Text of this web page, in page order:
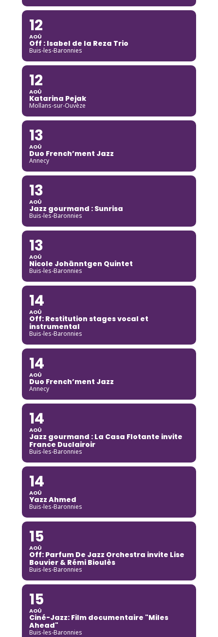
12
AOÛ
Off : Isabel de la Reza Trio
Buis-les-Baronnies
12
AOÛ
Katarina Pejak
Mollans-sur-Ouvèze
13
AOÛ
Duo French’ment Jazz
Annecy
13
AOÛ
Jazz gourmand : Sunrisa
Buis-les-Baronnies
13
AOÛ
Nicole Johänntgen Quintet
Buis-les-Baronnies
14
AOÛ
Off: Restitution stages vocal et
instrumental
Buis-les-Baronnies
14
AOÛ
Duo French’ment Jazz
Annecy
14
AOÛ
Jazz gourmand : La Casa Flotante invite
France Duclairoir
Buis-les-Baronnies
14
AOÛ
Yazz Ahmed
Buis-les-Baronnies
15
AOÛ
Off: Parfum De Jazz Orchestra invite Lise
Bouvier & Rémi Bioulès
Buis-les-Baronnies
15
AOÛ
Ciné-Jazz: Film documentaire "Miles
Ahead"
Buis-les-Baronnies